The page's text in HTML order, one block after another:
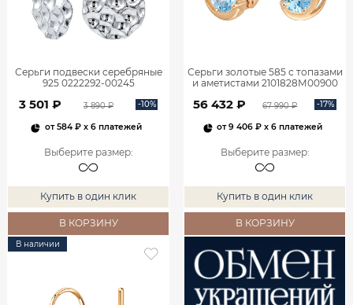
Серьги подвески серебряные
925 0222292-00245
3 501 ₽ 3 890 ₽ -10%
от584 ₽x 6 платежей
Выберите размер:
Купить в один клик
В КОРЗИНУ
Серьги золотые 585 с топазами
и аметистами 2101828М00900
56 432 ₽ 67 990 ₽ -17%
от9 406 ₽ x 6 платежей
Выберите размер:
Купить в один клик
В КОРЗИНУ
В наличии